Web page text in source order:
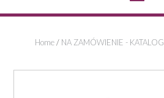
Home/ NA ZAMÓWIENIE - KATALOG